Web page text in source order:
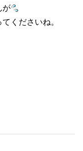
が
くださいね。